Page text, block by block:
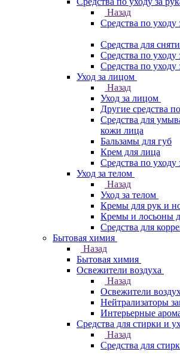
Назад
Средства по
Средства для
Средства по уходу
Средства по уходу
Уход за лицом
Назад
Уход за лицом
Другие средства
Средства для
кожи лица
Бальзамы для губ
Крем для лица
Средства по уходу
Уход за телом
Назад
Уход за телом
Кремы для рук и
Кремы и лосьоны
Средства для
Бытовая химия
Назад
Бытовая химия
Освежители воздуха
Назад
Освежители
Нейтрализаторы
Интерьерные
Средства для стирки и
Назад
Средства для